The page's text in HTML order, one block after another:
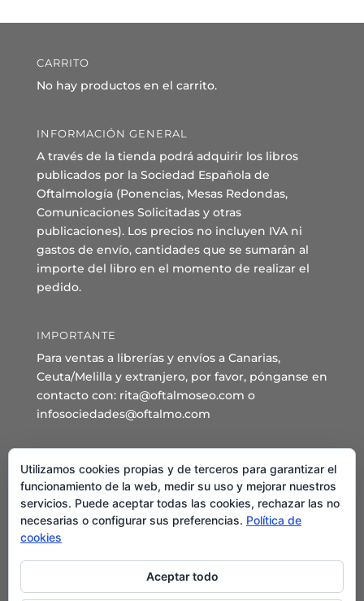
CARRITO
No hay productos en el carrito.
INFORMACIÓN GENERAL
A través de la tienda podrá adquirir los libros
publicados por la Sociedad Española de
Oftalmología (Ponencias, Mesas Redondas,
Comunicaciones Solicitadas y otras
publicaciones). Los precios no incluyen IVA ni
gastos de envío, cantidades que se sumarán al
importe del libro en el momento de realizar el
pedido.
IMPORTANTE
Para ventas a librerías y envíos a Canarias,
Ceuta/Melilla y extranjero, por favor, pónganse en
contacto con: rita@oftalmoseo.com o
infosociedades@oftalmo.com
Sede Administrativa y Secretaría General
C/ Arcipreste de Hita 14 – 1º Derecha.
28015 – Madrid
Teléfono: 91 544 80 35 - 91 544 58 79
Mail:
Utilizamos cookies propias y de terceros para garantizar el
funcionamiento de la web, medir su uso y mejorar nuestros
servicios. Puede aceptar todas las cookies, rechazar las no
necesarias o configurar sus preferencias. Política de
cookies
Aceptar todo